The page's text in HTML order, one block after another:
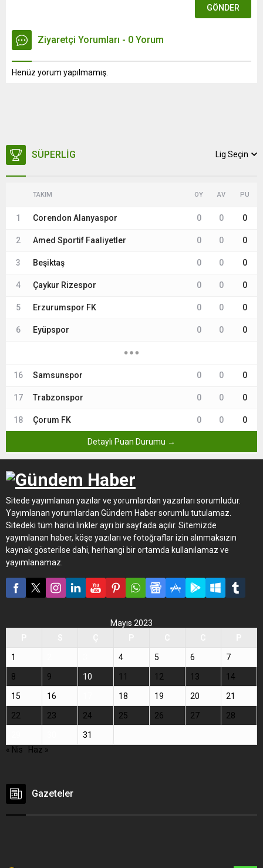
Ziyaretçi Yorumları - 0 Yorum
Henüz yorum yapılmamış.
SÜPERLIG Lig Seçin
TAKIM OY AV PU
1 Corendon Alanyaspor 0 0 0
2 Amed Sportif Faaliyetler 0 0 0
3 Beşiktaş 0 0 0
4 Çaykur Rizespor 0 0 0
5 Erzurumspor FK 0 0 0
6 Eyüpspor 0 0 0
16 Samsunspor 0 0 0
17 Trabzonspor 0 0 0
18 Çorum FK 0 0 0
Detaylı Puan Durumu →
Sitede yayımlanan yazılar ve yorumlardan yazarları sorumludur.
Yayımlanan yorumlardan Gündem Haber sorumlu tutulamaz.
Sitedeki tüm harici linkler ayrı bir sayfada açılır. Sitemizde
yayımlanan haber, köşe yazıları ve fotoğraflar izin alınmaksızın
kaynak gösterilse dahi, herhangi bir ortamda kullanılamaz ve
yayımlanamaz.
Mayıs 2023
1 4 5 6 7
8 9 10 11 12 13 14
15 16 18 19 20 21
22 23 24 25 26 27 28
31
« Nis
Haz »
Gazeteler